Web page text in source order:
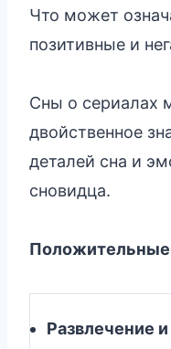
Что может
позитивные и
Сны о сериалах
двойственное
деталей сна и
сновидца.
Положительные
Развлечение